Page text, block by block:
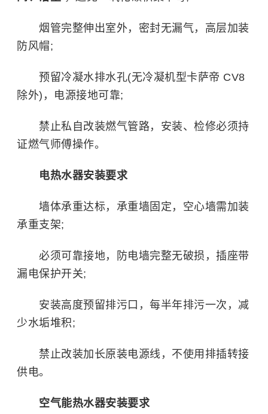
烟管完整伸出室外，密封无漏气，高层加装
防风帽;
预留冷凝水排水孔(无冷凝机型卡萨帝 CV8
除外)，电源接地可靠;
禁止私自改装燃气管路，安装、检修必须持
证燃气师傅操作。
电热水器安装要求
墙体承重达标，承重墙固定，空心墙需加装
承重支架;
必须可靠接地，防电墙完整无破损，插座带
漏电保护开关;
安装高度预留排污口，每半年排污一次，减
少水垢堆积;
禁止改装加长原装电源线，不使用排插转接
供电。
空气能热水器安装要求